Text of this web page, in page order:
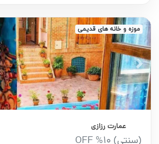
Next
موزه و خانه های قدیمی
عمارت رزازی